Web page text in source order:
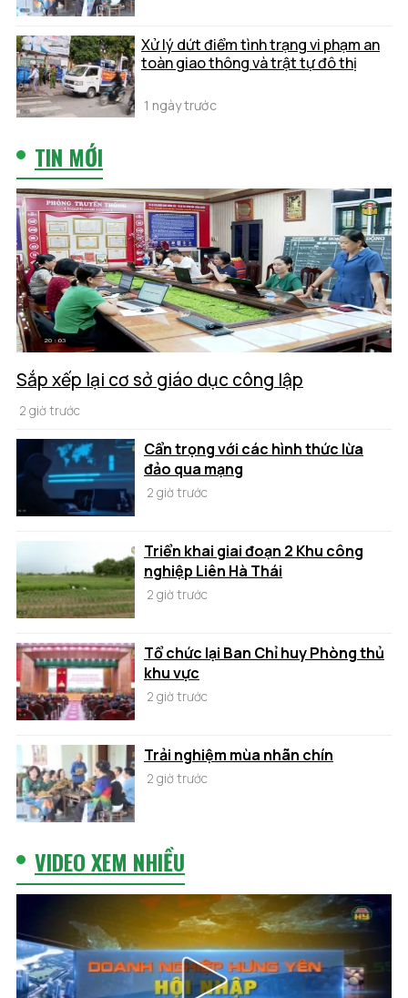
Xử lý dứt điểm tình trạng vi phạm an
toàn giao thông và trật tự đô thị
1 ngày trước
TIN MỚI
Sắp xếp lại cơ sở giáo dục công lập
2 giờ trước
Cẩn trọng với các hình thức lừa
đảo qua mạng
2 giờ trước
Triển khai giai đoạn 2 Khu công
nghiệp Liên Hà Thái
2 giờ trước
Tổ chức lại Ban Chỉ huy Phòng thủ
khu vực
2 giờ trước
Trải nghiệm mùa nhãn chín
2 giờ trước
VIDEO XEM NHIỀU